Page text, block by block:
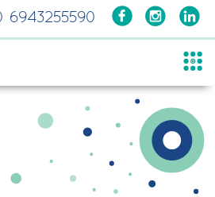
6943255590